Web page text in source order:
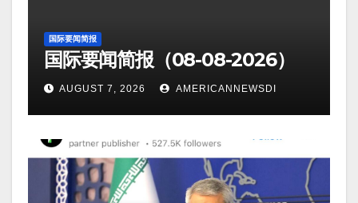
国际要闻简报
国际要闻简报（08-08-2026）
AUGUST 7, 2026 AMERICANNEWSDI